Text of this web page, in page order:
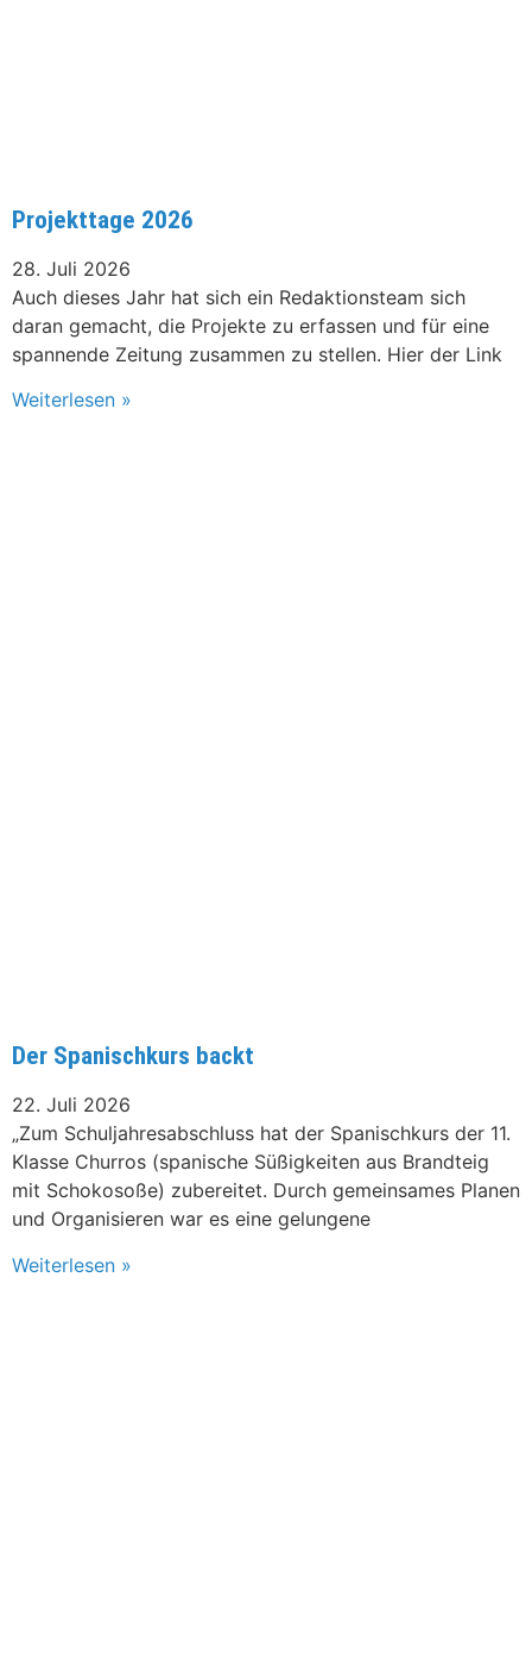
Projekttage 2026
28. Juli 2026
Auch dieses Jahr hat sich ein Redaktionsteam sich
daran gemacht, die Projekte zu erfassen und für eine
spannende Zeitung zusammen zu stellen. Hier der Link
Weiterlesen »
Der Spanischkurs backt
22. Juli 2026
„Zum Schuljahresabschluss hat der Spanischkurs der 11.
Klasse Churros (spanische Süßigkeiten aus Brandteig
mit Schokosoße) zubereitet. Durch gemeinsames Planen
und Organisieren war es eine gelungene
Weiterlesen »